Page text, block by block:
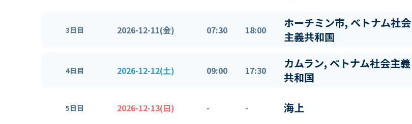
3日目 2026-12-11(金) 07:30 18:00
ホーチミン市, ベトナム社会
主義共和国
4日目 2026-12-12(土) 09:00 17:30
カムラン, ベトナム社会主義
共和国
5日目 2026-12-13(日) - - 海上